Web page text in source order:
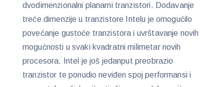
dvodimenzionalni planarni tranzistori. Dodavanje
treće dimenzije u tranzistore Intelu je omogućilo
povećanje gustoće tranzistora i uvrštavanje novih
mogućnosti u svaki kvadratni milimetar novih
procesora. Intel je još jedanput preobrazio
tranzistor te ponudio neviđen spoj performansi i